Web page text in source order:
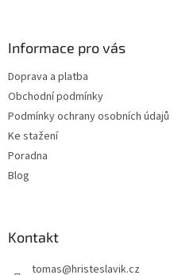
Informace pro vás
Doprava a platba
Obchodní podmínky
Podmínky ochrany osobních údajů
Ke stažení
Poradna
Blog
Kontakt
tomas@hristeslavik.cz